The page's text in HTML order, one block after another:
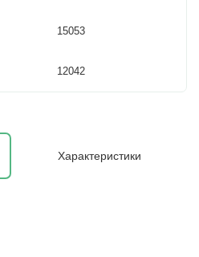
15053
12042
Характеристики